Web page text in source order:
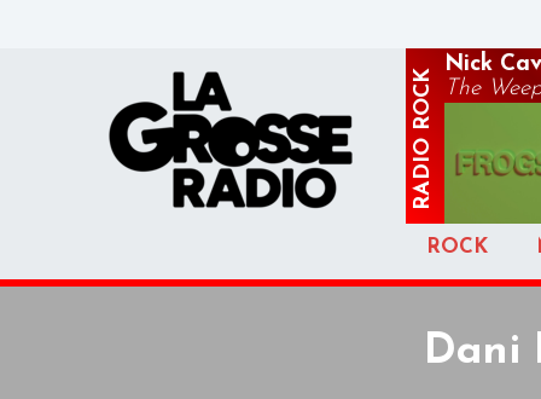
RADIO
ROCK
Nick
The
ROCK
Dani